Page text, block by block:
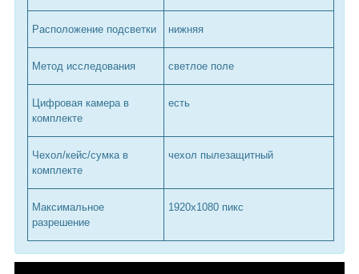
Расположение подсветки нижняя
Метод исследования светлое поле
Цифровая камера в
комплекте
есть
Чехол/кейс/сумка в
комплекте
чехол пылезащитный
Максимальное
разрешение
1920x1080 пикс